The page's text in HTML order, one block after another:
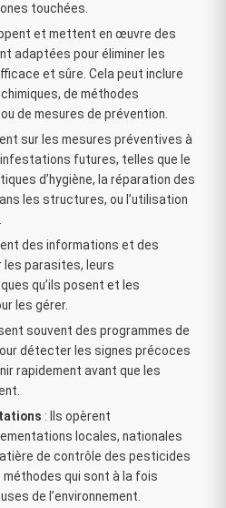
touchées.
et mettent en œuvre des
adaptées pour éliminer les
et sûre. Cela peut inclure
de méthodes
de mesures de prévention.
sur les mesures préventives à
futures, telles que le
d’hygiène, la réparation des
les structures, ou l’utilisation
des informations et des
les parasites, leurs
qu’ils posent et les
les gérer.
souvent des programmes de
détecter les signes précoces
rapidement avant que les
: Ils opèrent
locales, nationales
de contrôle des pesticides
qui sont à la fois
de l’environnement.